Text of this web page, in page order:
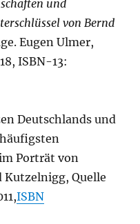
und
von Bernd
Eugen Ulmer,
ISBN-13:
Deutschlands und
Porträt von
Kutzelnigg, Quelle
ISBN